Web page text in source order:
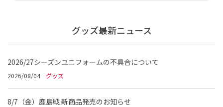
グッズ最新ニュース
2026/27シーズンユニフォームの不具合について
2026/08/04 グッズ
8/7（金）鹿島戦 新商品発売のお知らせ